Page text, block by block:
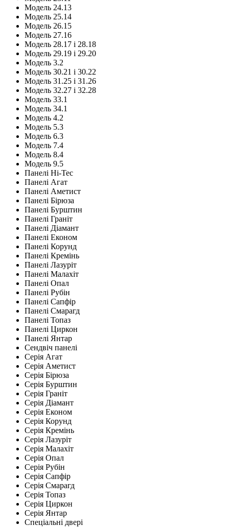
Модель 24.13
Модель 25.14
Модель 26.15
Модель 27.16
Модель 28.17 і 28.18
Модель 29.19 і 29.20
Модель 3.2
Модель 30.21 і 30.22
Модель 31.25 і 31.26
Модель 32.27 і 32.28
Модель 33.1
Модель 34.1
Модель 4.2
Модель 5.3
Модель 6.3
Модель 7.4
Модель 8.4
Модель 9.5
Панелі Hi-Tec
Панелі Агат
Панелі Аметист
Панелі Бірюза
Панелі Бурштин
Панелі Граніт
Панелі Діамант
Панелі Економ
Панелі Корунд
Панелі Кремінь
Панелі Лазуріт
Панелі Малахіт
Панелі Опал
Панелі Рубін
Панелі Сапфір
Панелі Смарагд
Панелі Топаз
Панелі Циркон
Панелі Янтар
Сендвіч панелі
Серія Агат
Серія Аметист
Серія Бірюза
Серія Бурштин
Серія Граніт
Серія Діамант
Серія Економ
Серія Корунд
Серія Кремінь
Серія Лазуріт
Серія Малахіт
Серія Опал
Серія Рубін
Серія Сапфір
Серія Смарагд
Серія Топаз
Серія Циркон
Серія Янтар
Спеціальні двері